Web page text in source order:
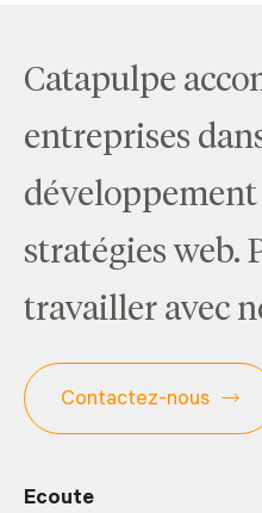
Catapulpe
entreprises
développement
stratégies web.
travailler avec
Contactez-nous
Ecoute